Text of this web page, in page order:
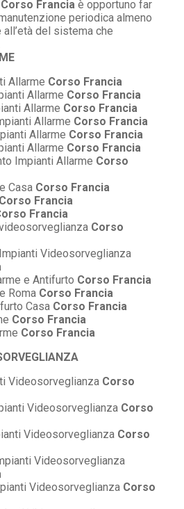
Francia è opportuno far
periodica almeno
del sistema che
Allarme Corso Francia
Allarme Corso Francia
Allarme Corso Francia
Allarme Corso Francia
Allarme Corso Francia
Allarme Corso Francia
Impianti Allarme Corso
Casa Corso Francia
Corso Francia
Francia
Corso
Videosorveglianza
e Antifurto Corso Francia
Roma Corso Francia
Casa Corso Francia
Corso Francia
Corso Francia
Videosorveglianza Corso
Videosorveglianza Corso
Videosorveglianza Corso
Videosorveglianza
Videosorveglianza Corso